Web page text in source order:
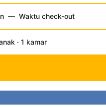
— Waktu check-out
· 1 kamar